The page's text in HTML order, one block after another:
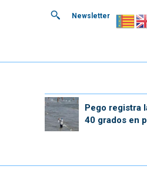
Newsletter
Pego registra
40 grados en